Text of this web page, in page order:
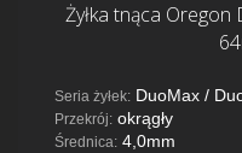
Żyłka tnąca
Seria żyłek: DuoMax /
Przekrój: okrągły
Średnica: 4,0mm